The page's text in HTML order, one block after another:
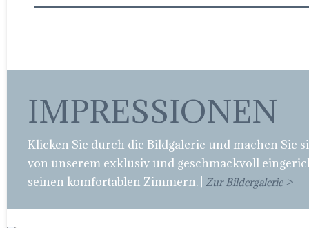
IMPRESSIONEN
Klicken Sie durch die Bildgalerie und machen Sie
von unserem exklusiv und geschmackvoll
seinen komfortablen Zimmern. |
Zur Bildergalerie >